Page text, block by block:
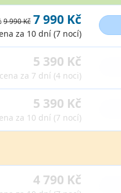
9 990 Kč 7 990 Kč
za 10 dní (7 nocí)
5 390 Kč
cena za 7 dní (4 noci)
5 390 Kč
za 10 dní (7 nocí)
4 790 Kč